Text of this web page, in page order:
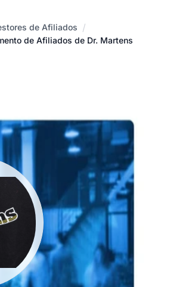
de Afiliados /
de Afiliados de Dr. Martens